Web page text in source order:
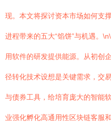
现。本文将探讨资本市场如何支
进程带来的五大“馅饼”与机遇。
用软件的研发提供能源。从初创
径转化技术设想是关键需求，交
与债券工具，给培育庞大的智能
业强化孵化高通用性区块链客服